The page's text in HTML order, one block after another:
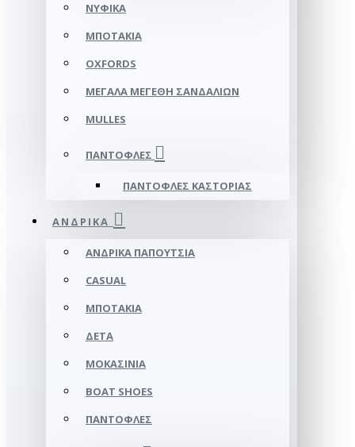
ΝΥΦΙΚΆ
ΜΠΟΤΆΚΙΑ
OXFORDS
ΜΕΓΆΛΑ ΜΕΓΈΘΗ ΣΑΝΔΑΛΙΏΝ
MULLES
ΠΑΝΤΌΦΛΕΣ
ΠΑΝΤΌΦΛΕΣ ΚΑΣΤΟΡΙΆΣ
ΑΝΔΡΙΚΆ
ΑΝΔΡΙΚΆ ΠΑΠΟΎΤΣΙΑ
CASUAL
ΜΠΟΤΆΚΙΑ
ΔΕΤΆ
ΜΟΚΑΣΊΝΙΑ
BOAT SHOES
ΠΑΝΤΌΦΛΕΣ